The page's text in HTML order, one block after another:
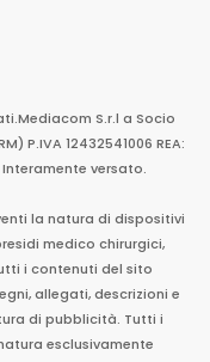
Mediacom S.r.l a Socio
P.IVA 12432541006 REA:
Interamente versato.
la natura di dispositivi
medico chirurgici,
i contenuti del sito
allegati, descrizioni e
di pubblicità. Tutti i
esclusivamente